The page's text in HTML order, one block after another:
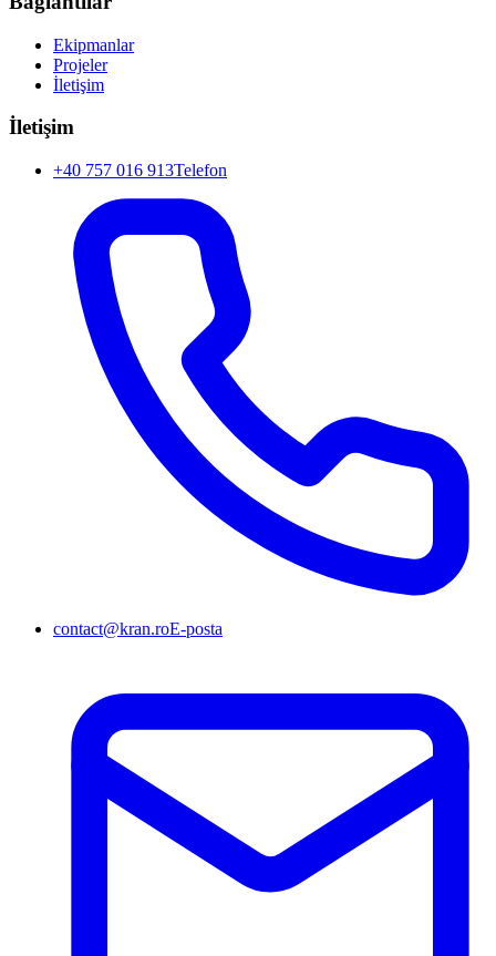
Ekipmanlar
Projeler
İletişim
İletişim
+40 757 016 913Telefon
contact@kran.roE-posta